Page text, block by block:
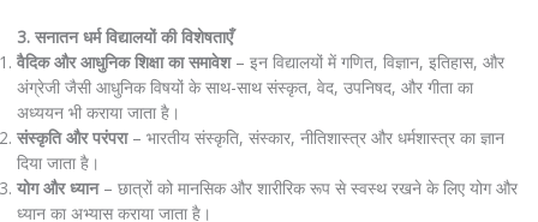
3. सनातन धर्म विद्यालयों की विशेषताएँ
वैदिक और आधुनिक शिक्षा का समावेश– इन विद्यालयों में गणित, विज्ञान, इतिहास, और
अंग्रेजी जैसी आधुनिक विषयों के साथ-साथ संस्कृत, वेद, उपनिषद, और गीता का
अध्ययन भी कराया जाता है।
संस्कृति और परंपरा– भारतीय संस्कृति, संस्कार, नीतिशास्त्र और धर्मशास्त्र का ज्ञान
दिया जाता है।
योग और ध्यान– छात्रों को मानसिक और शारीरिक रूप से स्वस्थ रखने के लिए योग और
ध्यान का अभ्यास कराया जाता है।